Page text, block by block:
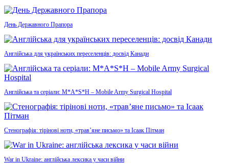
День Державного Прапора
Англійська для українських переселенців: досвід Канади
Англійська та серіали: M*A*S*H – Mobile Army Surgical Hospital
Стенографія: тірінові ноти, «трав’яне письмо» та Ісаак Пітман
War in Ukraine: англійська лексика у часи війни